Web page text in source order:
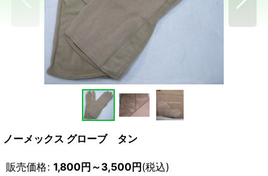
ノーメックス グローブ タン
販売価格: 1,800円～3,500円(税込)